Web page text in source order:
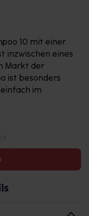
10 mit einer
inzwischen eines
Markt der
ist besonders
im
und
der Haare